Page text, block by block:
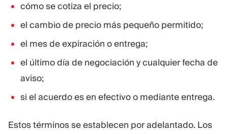
cómo se cotiza el precio;
el cambio de precio más pequeño permitido;
el mes de expiración o entrega;
el último día de negociación y cualquier fecha de
aviso;
si el acuerdo es en efectivo o mediante entrega.
Estos términos se establecen por adelantado. Los